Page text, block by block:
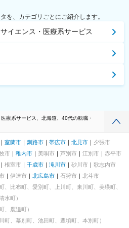
を、カテゴリごとにご紹介します。
イエンス・医療系サービス
療系サービス、北海道、40代の転職・
室蘭市 釧路市 帯広市 北見市
夕張市
市 稚内市 美唄市 芦別市 江別市
赤平市
根室市 千歳市 滝川市 砂川市
歌志内市
伊達市 北広島市 石狩市
北斗市
、比布町、愛別町、上川町、東川町、美瑛町、
水町）
、鹿追町）
町、幕別町、池田町、豊頃町、本別町）